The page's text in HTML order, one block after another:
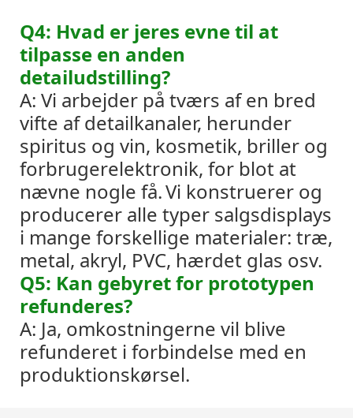
Q4: Hvad er jeres evne til at
tilpasse en anden
detailudstilling?
A: Vi arbejder på tværs af en bred
vifte af detailkanaler, herunder
spiritus og vin, kosmetik, briller og
forbrugerelektronik, for blot at
nævne nogle få.Vi konstruerer og
producerer alle typer salgsdisplays
i mange forskellige materialer: træ,
metal, akryl, PVC, hærdet glas osv.
Q5: Kan gebyret for prototypen
refunderes?
A: Ja, omkostningerne vil blive
refunderet i forbindelse med en
produktionskørsel.